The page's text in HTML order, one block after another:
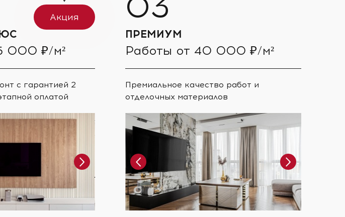
000 ₽/м²
с гарантией 2
оплатой
Акция
ПРЕМИУМ
Работы от 40 000 ₽/м²
Премиальное качество работ и
отделочных материалов